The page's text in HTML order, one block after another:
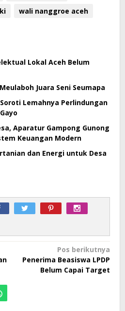
wali nanggroe aceh
Lokal Aceh Belum
Juara Seni Seumapa
Lemahnya Perlindungan
Aparatur Gampong Gunong
Keuangan Modern
dan Energi untuk Desa
Pos berikutnya
Penerima Beasiswa LPDP
Belum Capai Target